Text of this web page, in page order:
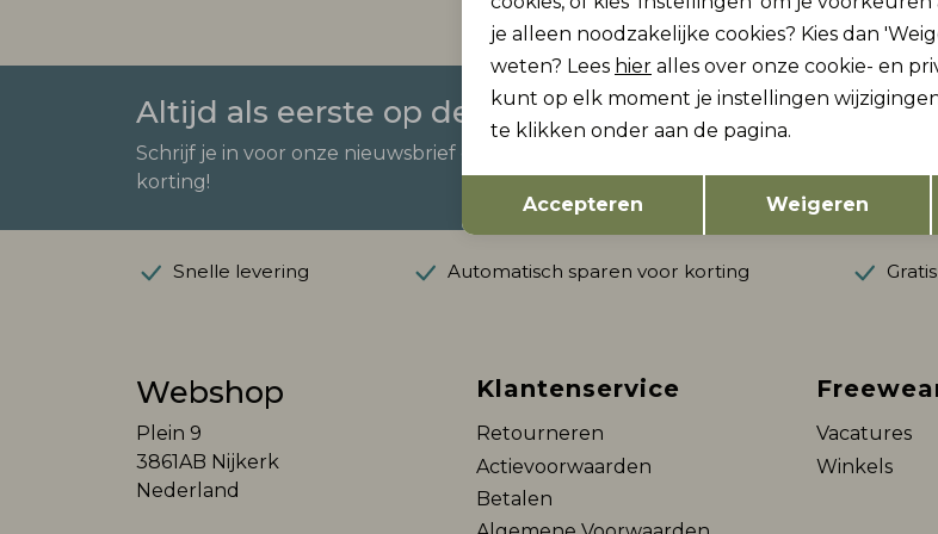
Altijd als eerste op de hoogte zijn?
Schrijf je in voor onze nieuwsbrief en ontvang dan ook gelijk €5,-
korting!
Hoe we met
Snelle levering Automatisch sparen voor korting
Webshop
Plein 9
3861AB Nijkerk
Nederland
Klantenservice
Retourneren
Actievoorwaarden
Betalen
Vacatures
Winkels
Terug
je alleen noodzakelijke cookies? Kies dan
weten? Lees hier alles over onze cookie- en
kunt op elk moment je instellingen
te klikken onder aan de pagina.
Accepteren Weigeren